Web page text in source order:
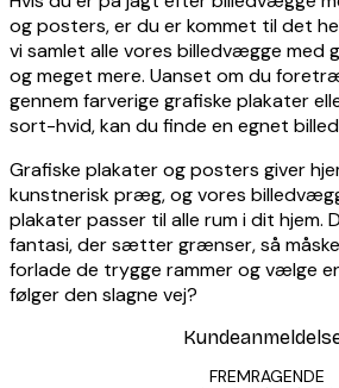
og posters, er du er kommet til det
vi samlet alle vores billedvægge med
og meget mere. Uanset om du
gennem farverige grafiske plakater
sort-hvid, kan du finde en egnet
Grafiske plakater og posters giver
kunstnerisk præg, og vores
plakater passer til alle rum i dit hjem.
fantasi, der sætter grænser, så
forlade de trygge rammer og vælge
følger den slagne vej?
FREMRAGENDE